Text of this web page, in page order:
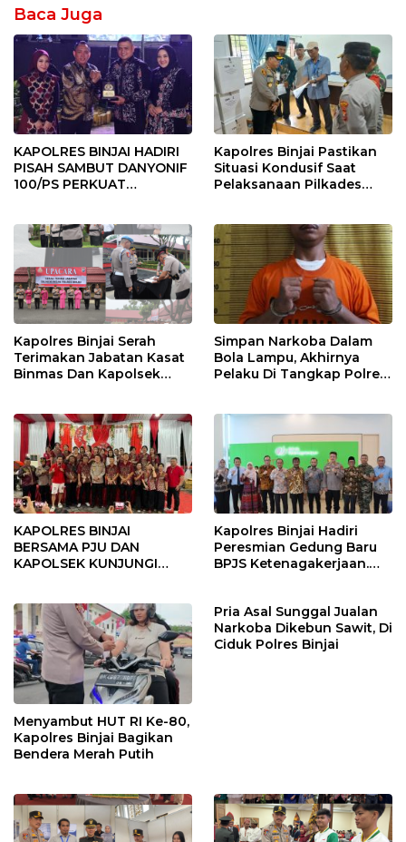
Baca Juga
KAPOLRES BINJAI HADIRI
PISAH SAMBUT DANYONIF
100/PS PERKUAT
Kapolres Binjai Pastikan
Situasi Kondusif Saat
Pelaksanaan Pilkades
Kapolres Binjai Serah
Terimakan Jabatan Kasat
Binmas Dan Kapolsek
Simpan Narkoba Dalam
Bola Lampu, Akhirnya
Pelaku Di Tangkap Polres
KAPOLRES BINJAI
BERSAMA PJU DAN
KAPOLSEK KUNJUNGI
Kapolres Binjai Hadiri
Peresmian Gedung Baru
BPJS Ketenagakerjaan.
Menyambut HUT RI Ke-80,
Kapolres Binjai Bagikan
Bendera Merah Putih
Pria Asal Sunggal Jualan
Narkoba Dikebun Sawit, Di
Ciduk Polres Binjai